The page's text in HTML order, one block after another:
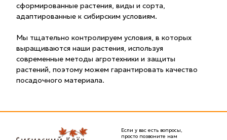
сформированные растения, виды и сорта,
адаптированные к сибирским условиям.
Мы тщательно контролируем условия, в которых
выращиваются наши растения, используя
современные методы агротехники и защиты
растений, поэтому можем гарантировать качество
посадочного материала.
Если у вас есть вопросы,
просто позвоните нам